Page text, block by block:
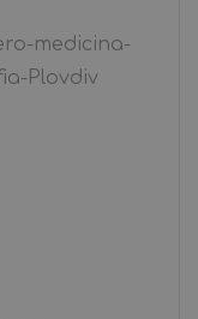
medicina-
Plovdiv